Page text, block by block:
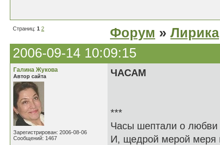
Страниц: 1 2 Форум » Лирика
2006-09-14 10:09:15
Галина Жукова
Автор сайта
Зарегистрирован: 2006-08-06
Сообщений: 1467
ЧАСАМ
***
Часы шептали о любви
И, щедрой мерой меря